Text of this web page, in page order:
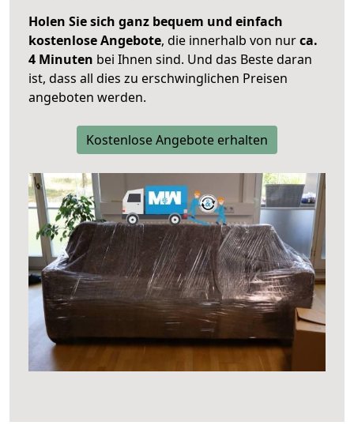
Holen Sie sich ganz bequem und einfach
kostenlose Angebote, die innerhalb von nurca.
4 Minuten bei Ihnen sind. Und das Beste daran
ist, dass all dies zu erschwinglichen Preisen
angeboten werden.
Kostenlose Angebote erhalten